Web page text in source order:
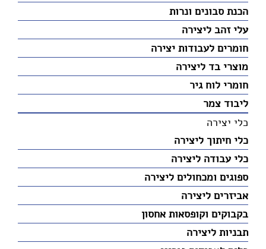
הכנת סבונים ונרות
עלי זהב ליצירה
חומרים לעבודות יצירה
מוצרי בד ליצירה
חומרי לוח גיר
ליבוד צמר
כלי יצירה
כלי חיתוך ליצירה
כלי עבודה ליצירה
ספוגים ומכחולים ליצירה
אביזרים ליצירה
בקבוקים וקופסאות אחסון
תבניות ליצירה